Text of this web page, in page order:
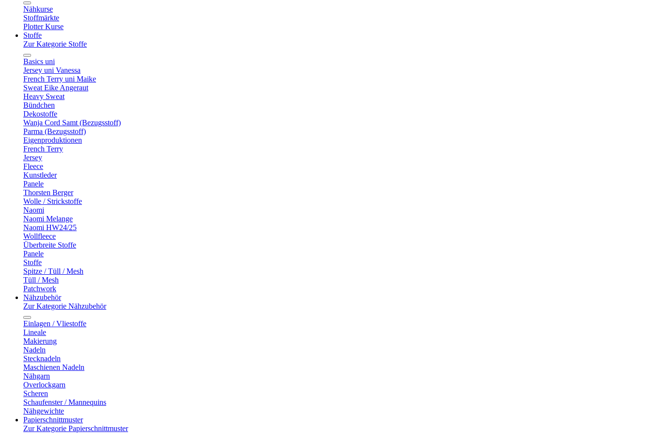
Nähkurse
Stoffmärkte
Plotter Kurse
Stoffe
Zur Kategorie Stoffe
Basics uni
Jersey uni Vanessa
French Terry uni Maike
Sweat Eike Angeraut
Heavy Sweat
Bündchen
Dekostoffe
Wanja Cord Samt (Bezugsstoff)
Parma (Bezugsstoff)
Eigenproduktionen
French Terry
Jersey
Fleece
Kunstleder
Panele
Thorsten Berger
Wolle / Strickstoffe
Naomi
Naomi Melange
Naomi HW24/25
Wollfleece
Überbreite Stoffe
Panele
Stoffe
Spitze / Tüll / Mesh
Tüll / Mesh
Patchwork
Nähzubehör
Zur Kategorie Nähzubehör
Einlagen / Vliestoffe
Lineale
Makierung
Nadeln
Stecknadeln
Maschienen Nadeln
Nähgarn
Overlockgarn
Scheren
Schaufenster / Mannequins
Nähgewichte
Papierschnittmuster
Zur Kategorie Papierschnittmuster